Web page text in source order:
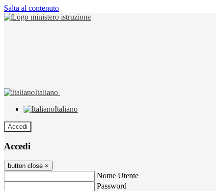
Salta al contenuto
Italiano
Italiano
Accedi
Accedi
button close ×
Nome Utente
Password